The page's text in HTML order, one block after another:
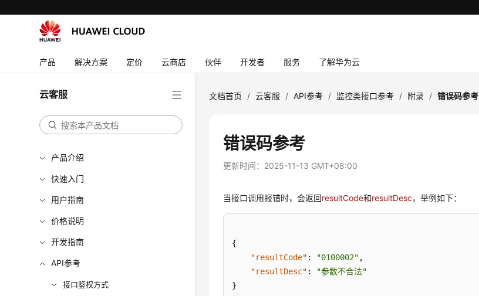
产品 解决方案 定价 云商店 伙伴 开发者 服务 了解华为云
云客服
产品介绍
快速入门
用户指南
价格说明
开发指南
API参考
接口鉴权方式
文档首页 / 云客服 / API参考 / 监控类接口参考 / 附录 / 错误码参考
错误码参考
更新时间： 2025-11-13 GMT+08:00
当接口调用报错时，会返回resultCode和resultDesc，举例如下：
{
"resultCode" : "0100002" ,
"resultDesc" :
"参数不合法"
}